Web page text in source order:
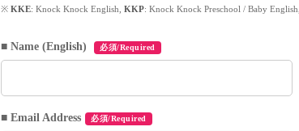
※ KKE: Knock Knock English, KKP: Knock Knock Preschool / Baby English,
■ Name (English) 必須/Required
■ Email Address 必須/Required